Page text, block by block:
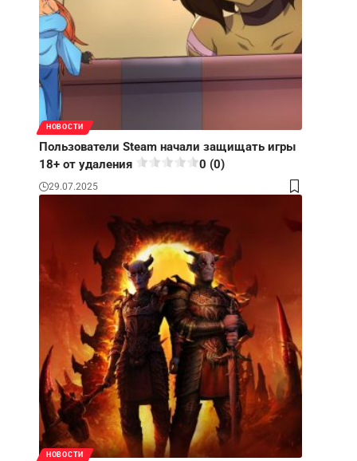
НОВОСТИ
Пользователи Steam начали защищать игры
18+ от удаления
0 (0)
29.07.2025
НОВОСТИ